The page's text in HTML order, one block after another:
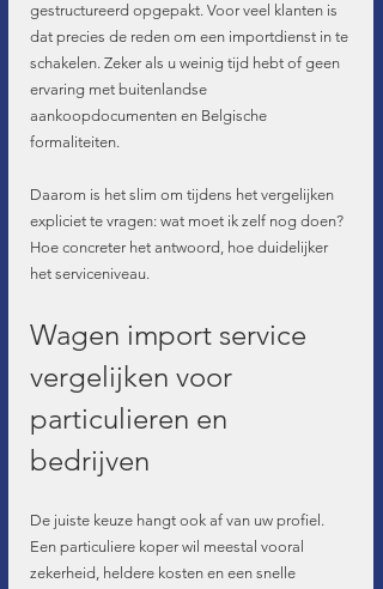
gestructureerd opgepakt. Voor veel klanten is
dat precies de reden om een importdienst in te
schakelen. Zeker als u weinig tijd hebt of geen
ervaring met buitenlandse
aankoopdocumenten en Belgische
formaliteiten.
Daarom is het slim om tijdens het vergelijken
expliciet te vragen: wat moet ik zelf nog doen?
Hoe concreter het antwoord, hoe duidelijker
het serviceniveau.
Wagen import service
vergelijken voor
particulieren en
bedrijven
De juiste keuze hangt ook af van uw profiel.
Een particuliere koper wil meestal vooral
zekerheid, heldere kosten en een snelle